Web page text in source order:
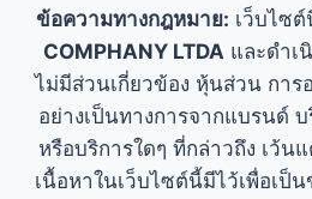
ข้อความทางกฎหมาย: เว็บไซ
COMPHANY LTDAและดำเ
ไม่มีส่วนเกี่ยวข้อง หุ้นส่วน การ
อย่างเป็นทางการจากแบรนด์
หรือบริการใดๆ ที่กล่าวถึง เว้น
เนื้อหาในเว็บไซต์นี้มีไว้เพื่อเป็